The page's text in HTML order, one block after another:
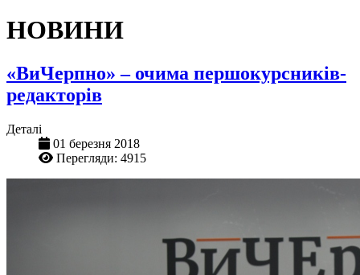
НОВИНИ
«ВиЧерпно» – очима першокурсників-
редакторів
Деталі
01 березня 2018
Перегляди: 4915